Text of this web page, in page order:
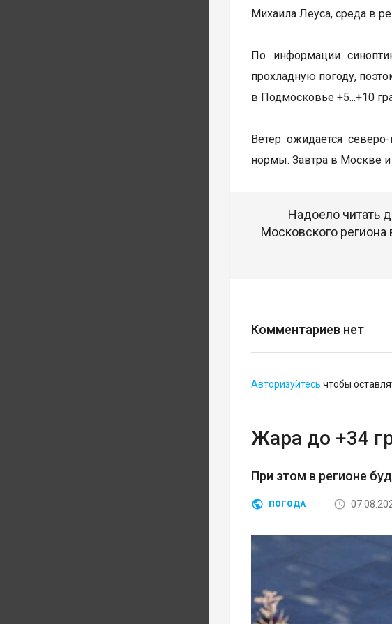
Михаила Леуса, среда в
По информации
прохладную погоду,
в Подмосковье +5...+10
Ветер ожидается
нормы. Завтра в Москве и
Надоело читать
Московского
Комментариев нет
Авторизуйтесь чтобы
Жара до +34
При этом в регионе
ПОГОДА